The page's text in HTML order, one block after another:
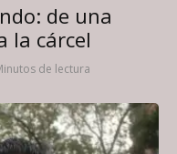
de una
la cárcel
de lectura